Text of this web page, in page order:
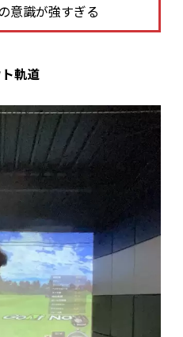
意識が強すぎる
軌道